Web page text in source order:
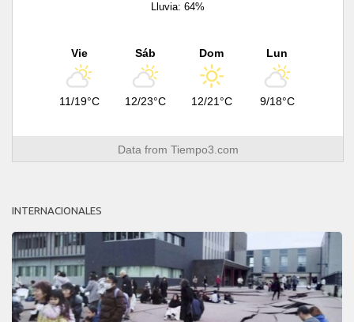
Lluvia: 64%
Vie
11/19°C
Sáb
12/23°C
Dom
12/21°C
Lun
9/18°C
Data from Tiempo3.com
INTERNACIONALES